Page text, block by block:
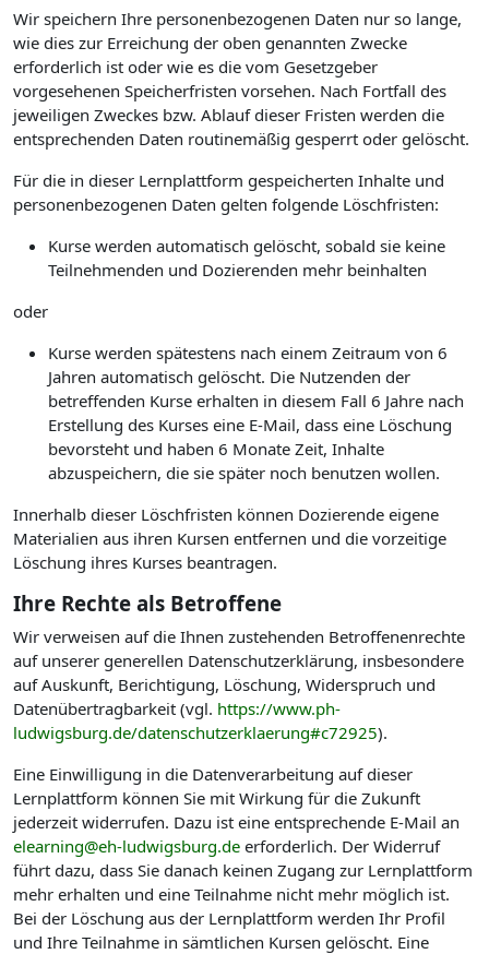
Wir speichern Ihre personenbezogenen Daten nur so lange,
wie dies zur Erreichung der oben genannten Zwecke
erforderlich ist oder wie es die vom Gesetzgeber
vorgesehenen Speicherfristen vorsehen. Nach Fortfall des
jeweiligen Zweckes bzw. Ablauf dieser Fristen werden die
entsprechenden Daten routinemäßig gesperrt oder gelöscht.
Für die in dieser Lernplattform gespeicherten Inhalte und
personenbezogenen Daten gelten folgende Löschfristen:
Kurse werden automatisch gelöscht, sobald sie keine
Teilnehmenden und Dozierenden mehr beinhalten
oder
Kurse werden spätestens nach einem Zeitraum von 6
Jahren automatisch gelöscht. Die Nutzenden der
betreffenden Kurse erhalten in diesem Fall 6 Jahre nach
Erstellung des Kurses eine E-Mail, dass eine Löschung
bevorsteht und haben 6 Monate Zeit, Inhalte
abzuspeichern, die sie später noch benutzen wollen.
Innerhalb dieser Löschfristen können Dozierende eigene
Materialien aus ihren Kursen entfernen und die vorzeitige
Löschung ihres Kurses beantragen.
Ihre Rechte als Betroffene
Wir verweisen auf die Ihnen zustehenden Betroffenenrechte
auf unserer generellen Datenschutzerklärung, insbesondere
auf Auskunft, Berichtigung, Löschung, Widerspruch und
Datenübertragbarkeit (vgl. https://www.ph-
ludwigsburg.de/datenschutzerklaerung#c72925).
Eine Einwilligung in die Datenverarbeitung auf dieser
Lernplattform können Sie mit Wirkung für die Zukunft
jederzeit widerrufen. Dazu ist eine entsprechende E-Mail an
elearning@eh-ludwigsburg.de erforderlich. Der Widerruf
führt dazu, dass Sie danach keinen Zugang zur Lernplattform
mehr erhalten und eine Teilnahme nicht mehr möglich ist.
Bei der Löschung aus der Lernplattform werden Ihr Profil
und Ihre Teilnahme in sämtlichen Kursen gelöscht. Eine